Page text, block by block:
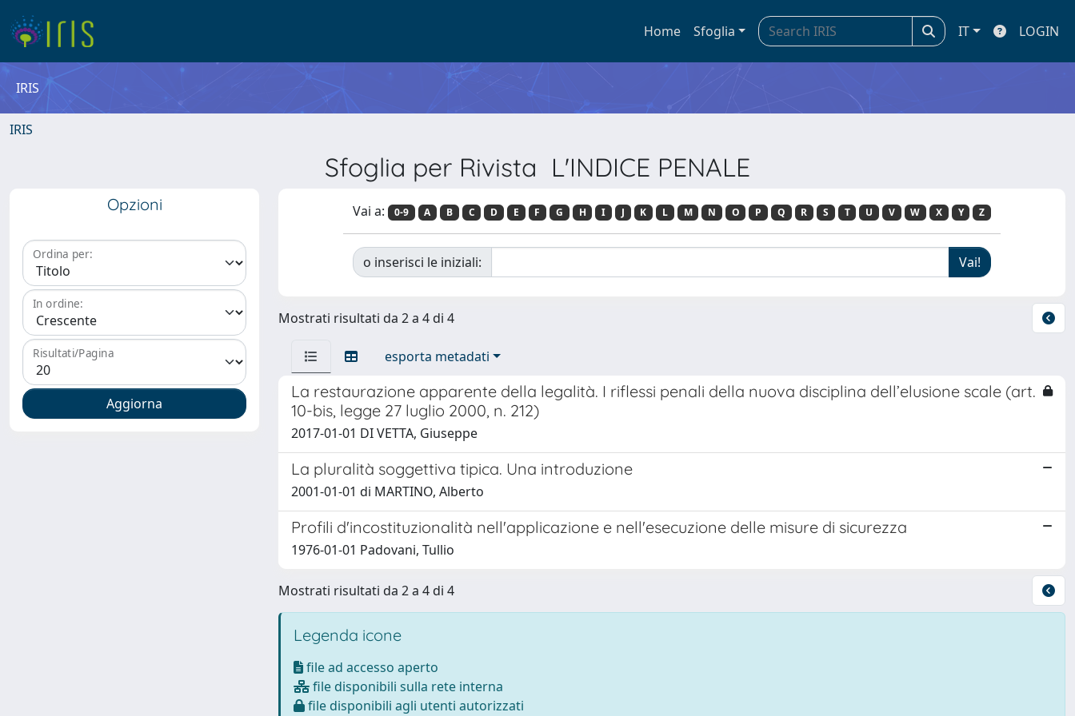
Home Sfoglia IT LOGIN
IRIS
IRIS
Sfoglia per Rivista L'INDICE PENALE
Opzioni
Ordina per:
In ordine:
Risultati/Pagina
Vai a: 0-9 A B C D E F G H I J K L M N O P Q R S T U V W X Y Z
o inserisci le iniziali:
Mostrati risultati da 2 a 4 di 4
esporta metadati
La restaurazione apparente della legalità. I riflessi penali della nuova disciplina dell’elusione scale (art.
10-bis, legge 27 luglio 2000, n. 212)
2017-01-01 DI VETTA, Giuseppe
La pluralità soggettiva tipica. Una introduzione
2001-01-01 di MARTINO, Alberto
Profili d'incostituzionalità nell'applicazione e nell'esecuzione delle misure di sicurezza
1976-01-01 Padovani, Tullio
Mostrati risultati da 2 a 4 di 4
Legenda icone
file ad accesso aperto
file disponibili sulla rete interna
file disponibili agli utenti autorizzati